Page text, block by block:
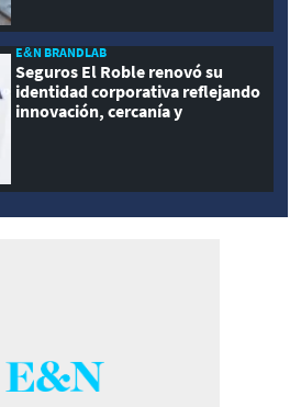
E&N BRANDLAB
Seguros El Roble renovó su
identidad corporativa reflejando
innovación, cercanía y